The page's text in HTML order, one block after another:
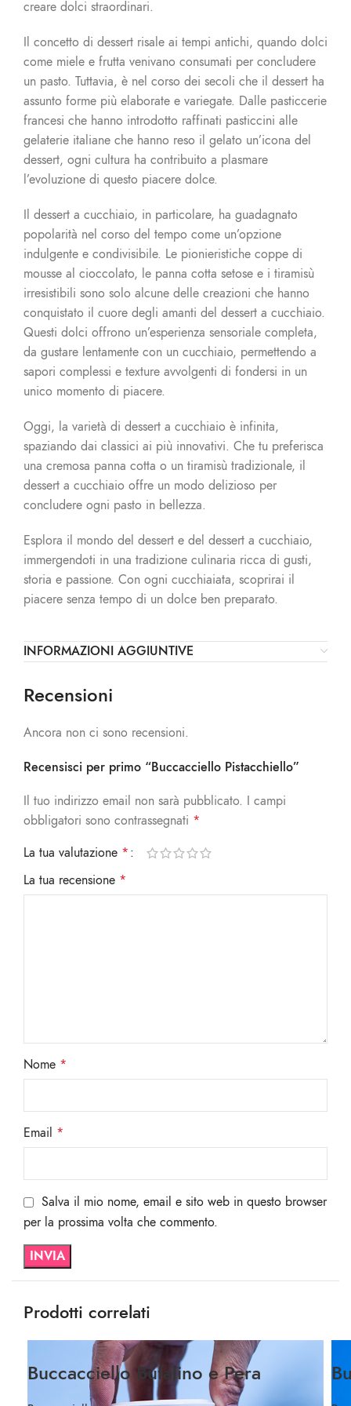
creare dolci straordinari.
Il concetto di dessert risale ai tempi antichi, quando dolci
come miele e frutta venivano consumati per concludere
un pasto. Tuttavia, è nel corso dei secoli che il dessert ha
assunto forme più elaborate e variegate. Dalle pasticcerie
francesi che hanno introdotto raffinati pasticcini alle
gelaterie italiane che hanno reso il gelato un’icona del
dessert, ogni cultura ha contribuito a plasmare
l’evoluzione di questo piacere dolce.
Il dessert a cucchiaio, in particolare, ha guadagnato
popolarità nel corso del tempo come un’opzione
indulgente e condivisibile. Le pionieristiche coppe di
mousse al cioccolato, le panna cotta setose e i tiramisù
irresistibili sono solo alcune delle creazioni che hanno
conquistato il cuore degli amanti del dessert a cucchiaio.
Questi dolci offrono un’esperienza sensoriale completa,
da gustare lentamente con un cucchiaio, permettendo a
sapori complessi e texture avvolgenti di fondersi in un
unico momento di piacere.
Oggi, la varietà di dessert a cucchiaio è infinita,
spaziando dai classici ai più innovativi. Che tu preferisca
una cremosa panna cotta o un tiramisù tradizionale, il
dessert a cucchiaio offre un modo delizioso per
concludere ogni pasto in bellezza.
Esplora il mondo del dessert e del dessert a cucchiaio,
immergendoti in una tradizione culinaria ricca di gusti,
storia e passione. Con ogni cucchiaiata, scoprirai il
piacere senza tempo di un dolce ben preparato.
INFORMAZIONI AGGIUNTIVE
Recensioni
Ancora non ci sono recensioni.
Recensisci per primo “Buccacciello Pistacchiello”
Il tuo indirizzo email non sarà pubblicato. I campi
obbligatori sono contrassegnati *
La tua valutazione *
La tua recensione *
Nome *
Email *
Salva il mio nome, email e sito web in questo browser
per la prossima volta che commento.
Prodotti correlati
Buccacciello Bufalino e Pera